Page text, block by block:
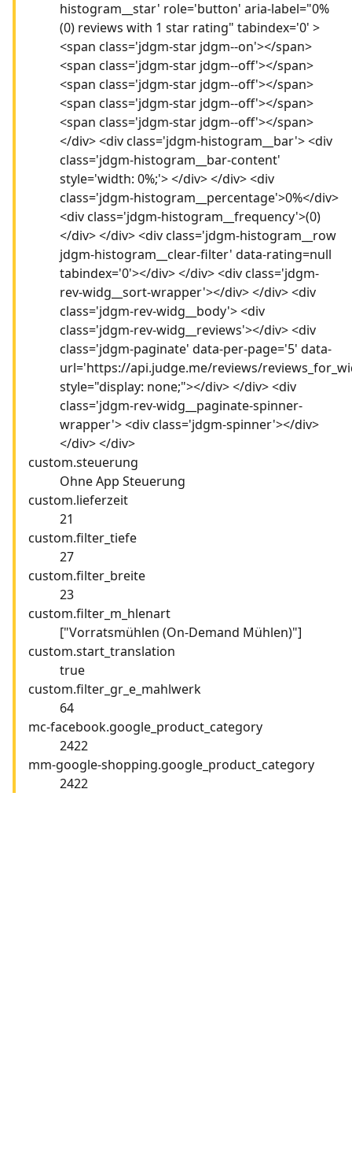
histogram__star' role='button' aria-label="0%
(0) reviews with 1 star rating" tabindex='0' >
<span class='jdgm-star jdgm--on'></span>
<span class='jdgm-star jdgm--off'></span>
<span class='jdgm-star jdgm--off'></span>
<span class='jdgm-star jdgm--off'></span>
<span class='jdgm-star jdgm--off'></span>
</div> <div class='jdgm-histogram__bar'> <div
class='jdgm-histogram__bar-content'
style='width: 0%;'> </div> </div> <div
class='jdgm-histogram__percentage'>0%</div>
<div class='jdgm-histogram__frequency'>(0)
</div> </div> <div class='jdgm-histogram__row
jdgm-histogram__clear-filter' data-rating=null
tabindex='0'></div> </div> <div class='jdgm-
rev-widg__sort-wrapper'></div> </div> <div
class='jdgm-rev-widg__body'> <div
class='jdgm-rev-widg__reviews'></div> <div
class='jdgm-paginate' data-per-page='5' data-
url='https://api.judge.me/reviews/
style="display: none;"></div> </div> <div
class='jdgm-rev-widg__paginate-spinner-
wrapper'> <div class='jdgm-spinner'></div>
</div> </div>
custom.steuerung
Ohne App Steuerung
custom.lieferzeit
21
custom.filter_tiefe
27
custom.filter_breite
23
custom.filter_m_hlenart
["Vorratsmühlen (On-Demand Mühlen)"]
custom.start_translation
true
custom.filter_gr_e_mahlwerk
64
mc-facebook.google_product_category
2422
mm-google-shopping.google_product_category
2422